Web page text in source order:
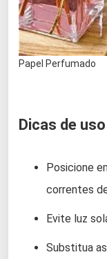
Papel Perfumado
Dicas de
Posicione
correntes
Evite luz
Substitua